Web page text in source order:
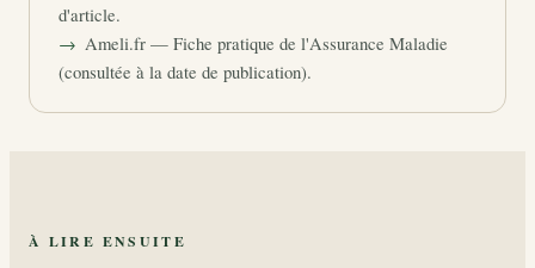
d'article.
Ameli.fr — Fiche pratique de l'Assurance Maladie
(consultée à la date de publication).
À LIRE ENSUITE